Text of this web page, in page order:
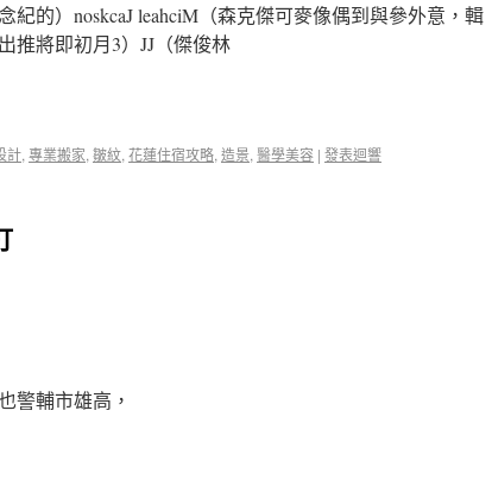
紀的）noskcaJ leahciM（森克傑可麥像偶到與參外意，輯
推將即初月3）JJ（傑俊林
計, 專業搬家, 皺紋, 花蓮住宿攻略, 造景, 醫學美容 | 發表迴響
警輔市雄高，